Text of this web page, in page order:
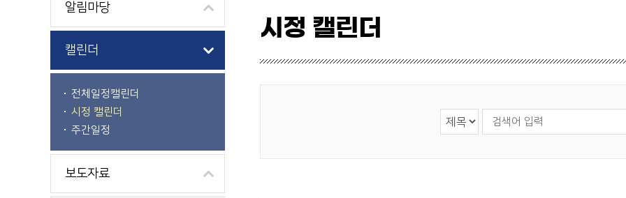
알림마당
캘린더
전체일정캘린더
시정 캘린더
주간일정
보도자료
시정 캘린더